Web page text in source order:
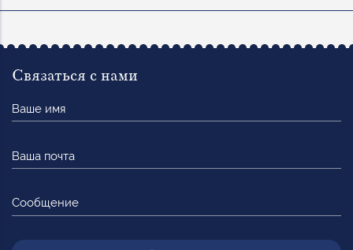
Связаться с нами
имя
почта
Сообщение